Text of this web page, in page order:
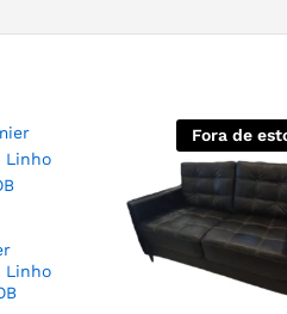
Linho
Fora de